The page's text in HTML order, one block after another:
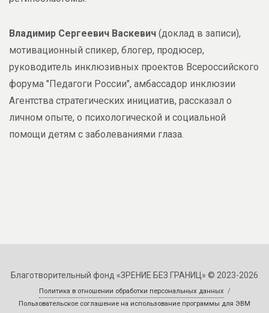
Владимир Сергеевич Васкевич (доклад в записи),
мотивационный спикер, блогер, продюсер,
руководитель инклюзивных проектов Всероссийского
форума "Педагоги России", амбассадор инклюзии
Агентства стратегических инициатив, рассказал о
личном опыте, о психологической и социальной
помощи детям с заболеваниями глаза.
Благотворительный фонд «ЗРЕНИЕ БЕЗ ГРАНИЦ» © 2023-2026
Политика в отношении обработки персональных данных /
Пользовательское соглашение на использование программы для ЭВМ